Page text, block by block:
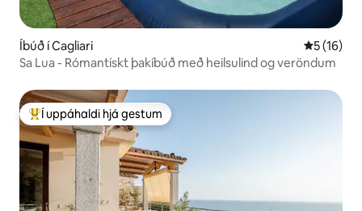
Íbúð í Cagliari 5 af 5 í
5 (16)
Sa Lua - Rómantískt þakíbúð með heilsulind og veröndum
Í mestu uppáhaldi hjá gestum
Í uppáhaldi hjá gestum